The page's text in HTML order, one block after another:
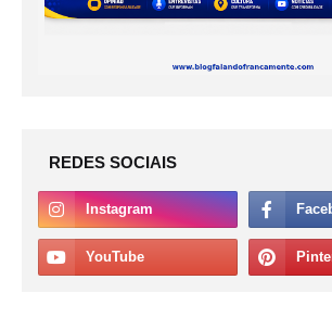
REDES SOCIAIS